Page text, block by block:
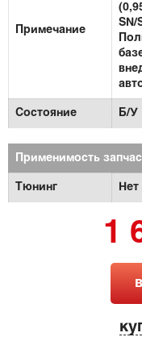
Примечание
SN/
Состояние Б/У
Применимость
Тюнинг Нет
1